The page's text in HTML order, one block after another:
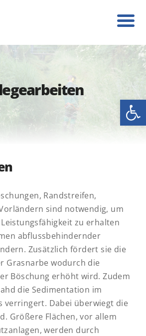
Randstreifen,
sind notwendig, um
zu erhalten
abflussbehindernder
Zusätzlich fördert sie die
Grasnarbe wodurch die
Böschung erhöht wird. Zudem
die Sedimentation im
verringert. Dabei überwiegt die
Größere Flächen, vor allem
werden durch